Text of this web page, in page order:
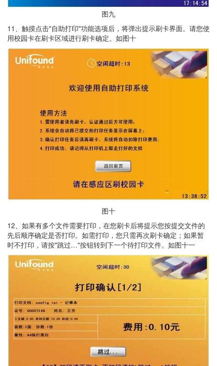
图九
11、触摸点击"自助打印"功能选项后，将弹出提示刷卡界面。请您使
用校园卡在刷卡区域进行刷卡确定。如图十
图十
12、如果有多个文件需要打印，在您刷卡后将提示您按提交文件的
先后顺序确定是否打印。如需打印，您只需再次刷卡确定；如果暂
时不打印，请按"跳过…"按钮转到下一个待打印文件。如图十一